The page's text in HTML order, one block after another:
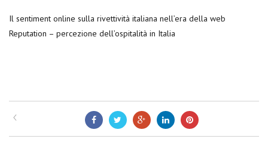
Il sentiment online sulla rivettività italiana nell’era della web
Reputation – percezione dell’ospitalità in Italia